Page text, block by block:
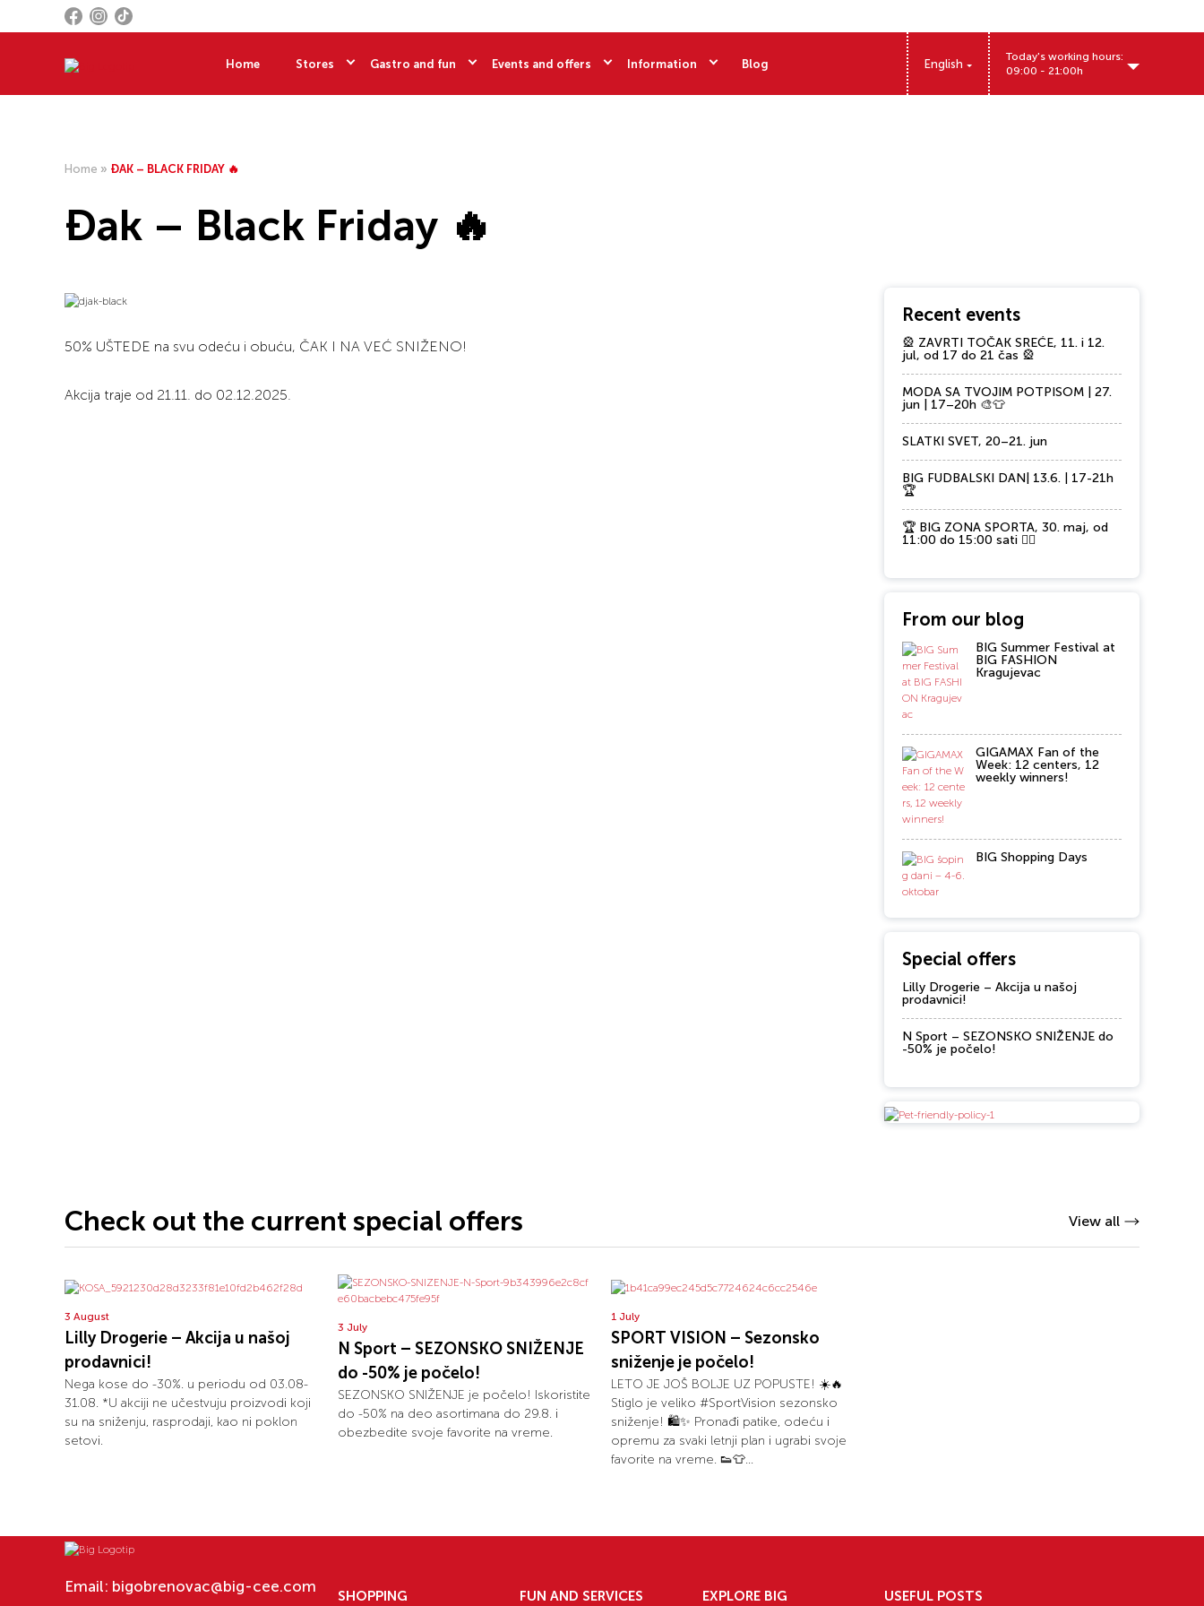
Home Stores Gastro and fun Events and offers Information Blog English
Today's working hours:
09:00 - 21:00h
Home » ĐAK – BLACK FRIDAY 🔥
Đak – Black Friday 🔥
50% UŠTEDE na svu odeću i obuću, ČAK I NA VEĆ SNIŽENO!
Akcija traje od 21.11. do 02.12.2025.
Recent events
🎡 ZAVRTI TOČAK SREĆE, 11. i 12.
jul, od 17 do 21 čas 🎡
MODA SA TVOJIM POTPISOM | 27.
jun | 17–20h 🎨👕
SLATKI SVET, 20–21. jun
BIG FUDBALSKI DAN| 13.6. | 17-21h
🏆
🏆 BIG ZONA SPORTA, 30. maj, od
11:00 do 15:00 sati 🏃‍♂️
From our blog
BIG Summer Festival at
BIG FASHION
Kragujevac
GIGAMAX Fan of the
Week: 12 centers, 12
weekly winners!
BIG Shopping Days
Special offers
Lilly Drogerie – Akcija u našoj
prodavnici!
N Sport – SEZONSKO SNIŽENJE do
-50% je počelo!
Check out the current special offers View all
3 August
Lilly Drogerie – Akcija u našoj
prodavnici!
Nega kose do -30%. u periodu od 03.08-
31.08. *U akciji ne učestvuju proizvodi koji
su na sniženju, rasprodaji, kao ni poklon
setovi.
3 July
N Sport – SEZONSKO SNIŽENJE
do -50% je počelo!
SEZONSKO SNIŽENJE je počelo! Iskoristite
do -50% na deo asortimana do 29.8. i
obezbedite svoje favorite na vreme.
1 July
SPORT VISION – Sezonsko
sniženje je počelo!
LETO JE JOŠ BOLJE UZ POPUSTE! ☀️🔥
Stiglo je veliko #SportVision sezonsko
sniženje! 🛍️✨ Pronađi patike, odeću i
opremu za svaki letnji plan i ugrabi svoje
favorite na vreme. 👟👕...
Email: bigobrenovac@big-cee.com
SHOPPING FUN AND SERVICES EXPLORE BIG USEFUL POSTS